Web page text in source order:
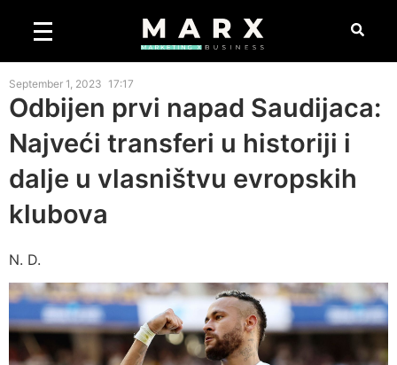
September 1, 2023 17:17
Odbijen prvi napad Saudijaca:
Najveći transferi u historiji i
dalje u vlasništvu evropskih
klubova
N. D.